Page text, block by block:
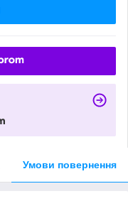
Умови повернення